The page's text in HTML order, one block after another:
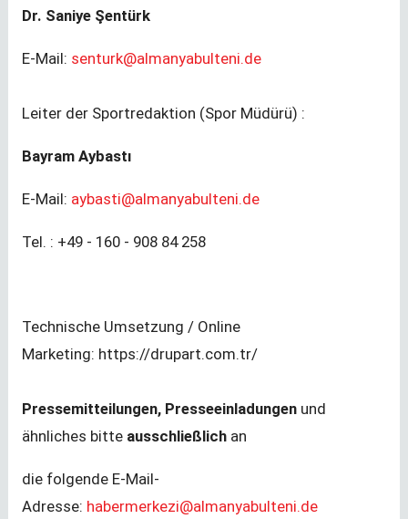
Dr. Saniye Şentürk
E-Mail: senturk@almanyabulteni.de
Leiter der Sportredaktion (Spor Müdürü) :
Bayram Aybastı
E-Mail: aybasti@almanyabulteni.de
Tel. : +49 - 160 - 908 84 258
Technische Umsetzung / Online
Marketing: https://drupart.com.tr/
Pressemitteilungen, Presseeinladungen und
ähnliches bitte ausschließlich an
die folgende E-Mail-
Adresse: habermerkezi@almanyabulteni.de